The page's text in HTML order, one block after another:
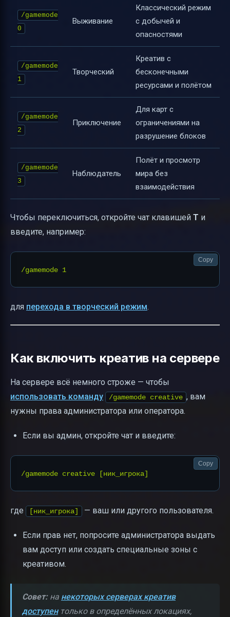
/gamemode
0
Выживание
Классический режим
с добычей и
опасностями
/gamemode
1
Творческий
Креатив с
бесконечными
ресурсами и полётом
/gamemode
2
Приключение
Для карт с
ограничениями на
разрушение блоков
/gamemode
3
Наблюдатель
Полёт и просмотр
мира без
взаимодействия
Чтобы переключиться, откройте чат клавишей T и
введите, например:
Copy
для перехода в творческий режим.
Как включить креатив на сервере
На сервере всё немного строже — чтобы
использовать команду
/gamemode creative , вам
нужны права администратора или оператора.
Если вы админ, откройте чат и введите:
Copy
где [ник_игрока] — ваш или другого пользователя.
Если прав нет, попросите администратора выдать
вам доступ или создать специальные зоны с
креативом.
Совет:на некоторых серверах креатив
доступентолько в определённых локациях,